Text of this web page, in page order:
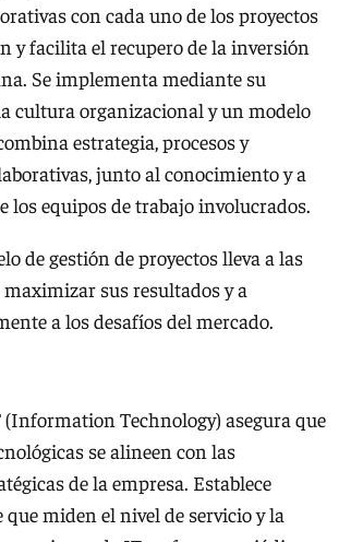
con cada uno de los proyectos
y facilita el recupero de la inversión
Se implementa mediante su
cultura organizacional y un modelo
estrategia, procesos y
junto al conocimiento y a
los equipos de trabajo involucrados.
de gestión de proyectos lleva a las
sus resultados y a
a los desafíos del mercado.
(Information Technology) asegura que
se alineen con las
de la empresa. Establece
miden el nivel de servicio y la